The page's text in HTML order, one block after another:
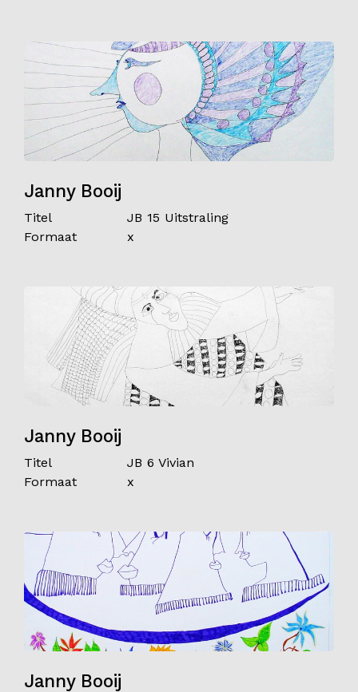
Janny Booij
Titel
JB 15 Uitstraling
Formaat
x
Janny Booij
Titel
JB 6 Vivian
Formaat
x
Janny Booij